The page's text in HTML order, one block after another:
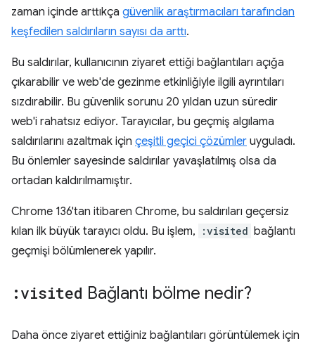
zaman içinde arttıkça güvenlik araştırmacıları tarafından
keşfedilen saldırıların sayısı da arttı.
Bu saldırılar, kullanıcının ziyaret ettiği bağlantıları açığa
çıkarabilir ve web'de gezinme etkinliğiyle ilgili ayrıntıları
sızdırabilir. Bu güvenlik sorunu 20 yıldan uzun süredir
web'i rahatsız ediyor. Tarayıcılar, bu geçmiş algılama
saldırılarını azaltmak için çeşitli geçici çözümler uyguladı.
Bu önlemler sayesinde saldırılar yavaşlatılmış olsa da
ortadan kaldırılmamıştır.
Chrome 136'tan itibaren Chrome, bu saldırıları geçersiz
kılan ilk büyük tarayıcı oldu. Bu işlem,
:visited bağlantı
geçmişi bölümlenerek yapılır.
:visited Bağlantı bölme nedir?
Daha önce ziyaret ettiğiniz bağlantıları görüntülemek için